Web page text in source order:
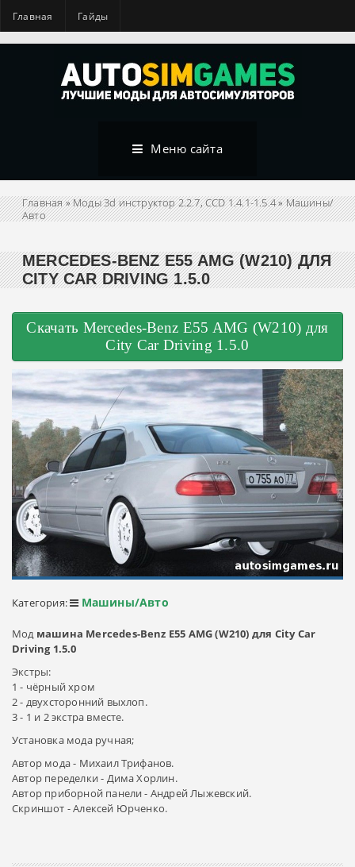
Главная Гайды
Меню сайта
Главная»Моды 3d инструктор 2.2.7, CCD 1.4.1-1.5.4»Машины/
Авто
MERCEDES-BENZ E55 AMG (W210) ДЛЯ
CITY CAR DRIVING 1.5.0
Скачать Mercedes-Benz E55 AMG (W210) для
City Car Driving 1.5.0
Категория: Машины/Авто
Мод машина Mercedes-Benz E55 AMG (W210) для City Car
Driving 1.5.0
Экстры:
1 - чёрный хром
2 - двухсторонний выхлоп.
3 - 1 и 2 экстра вместе.
Установка мода ручная;
Автор мода - Михаил Трифанов.
Автор переделки - Дима Хорлин.
Автор приборной панели - Андрей Лыжевский.
Скриншот - Алексей Юрченко.